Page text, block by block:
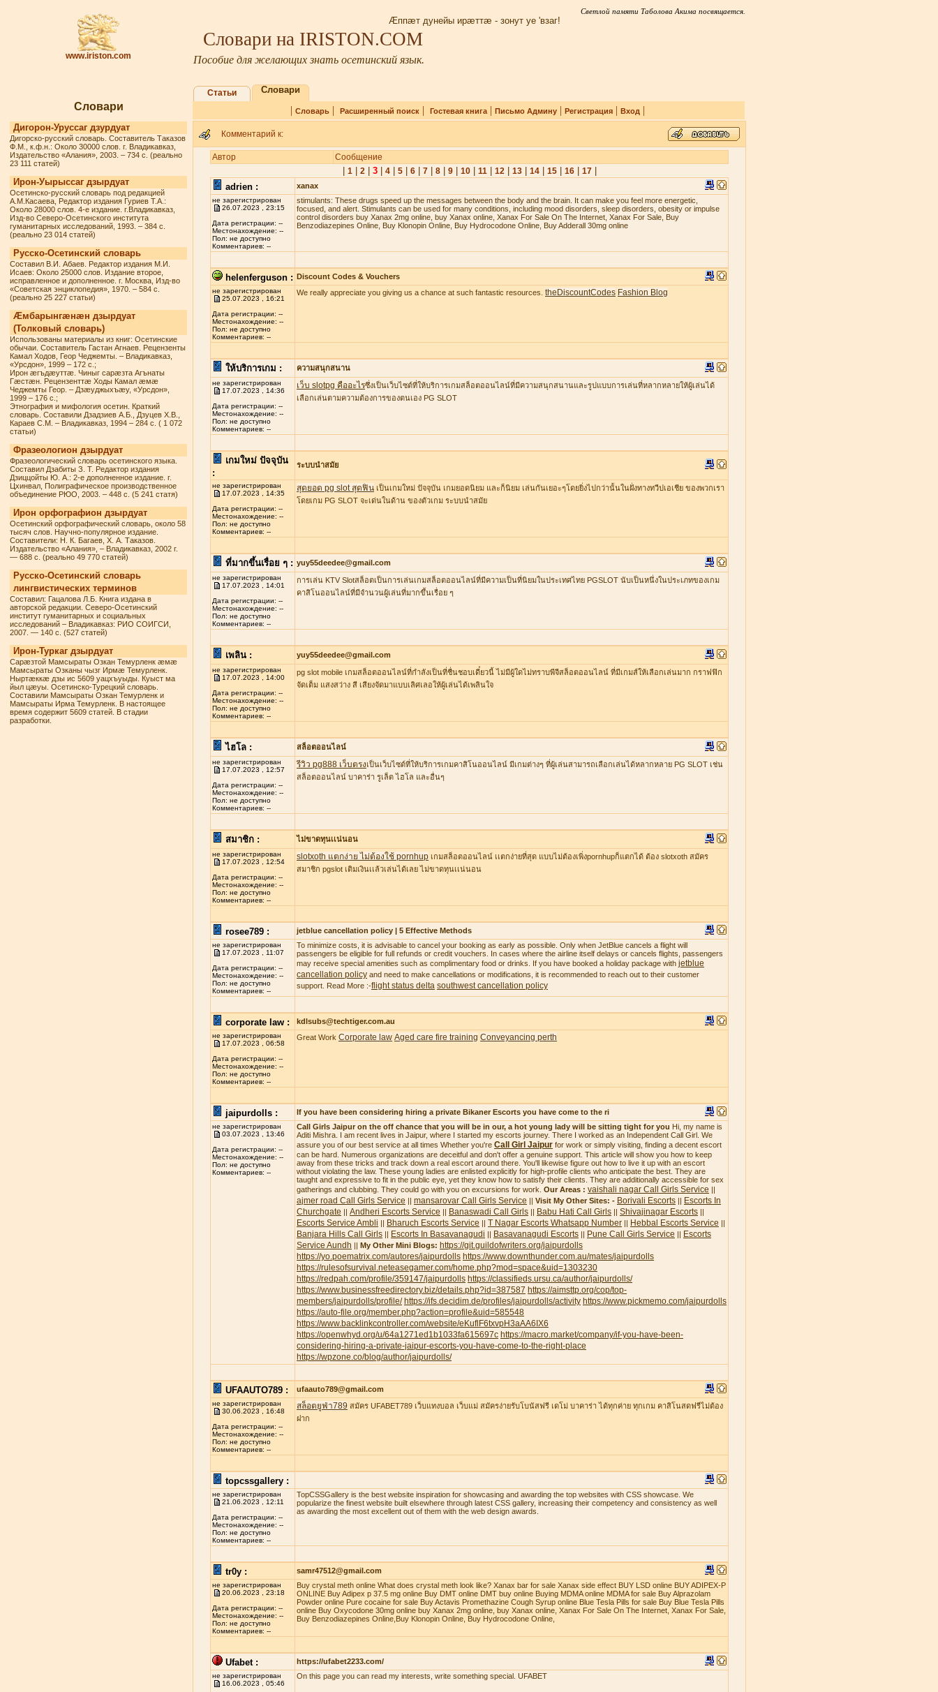
www.iriston.com
Светлой памяти Таболова Акима посвящается.
Æппæт дунейы ирæттæ - зонут уе 'взаг!
Словари на IRISTON.COM
Пособие для желающих знать осетинский язык.
Словари
Дигорон-Уруссаг дзурдуат
Дигорско-русский словарь. Составитель Таказов
Ф.М., к.ф.н.: Около 30000 слов. г. Владикавказ,
Издательство «Алания», 2003. – 734 с. (реально
23 111 статей)
Ирон-Уырыссаг дзырдуат
Осетинско-русский словарь под редакцией
А.М.Касаева, Редактор издания Гуриев Т.А.:
Около 28000 слов. 4-е издание. г.Владикавказ,
Изд-во Северо-Осетинского института
гуманитарных исследований, 1993. – 384 с.
(реально 23 014 статей)
Русско-Осетинский словарь
Составил В.И. Абаев. Редактор издания М.И.
Исаев: Около 25000 слов. Издание второе,
исправленное и дополненное. г. Москва, Изд-во
«Советская энциклопедия», 1970. – 584 с.
(реально 25 227 статьи)
Æмбарынгæнæн дзырдуат
(Толковый словарь)
Использованы материалы из книг: Осетинские
обычаи. Составитель Гастан Агнаев. Рецензенты
Камал Ходов, Геор Чеджемты. – Владикавказ,
«Урсдон», 1999 – 172 с.;
Ирон æгъдæуттæ. Чиныг сарæзта Агънаты
Гæстæн. Рецензенттæ Ходы Камал æмæ
Чеджемты Геор. – Дзæуджыхъæу, «Урсдон»,
1999 – 176 с.;
Этнография и мифология осетин. Краткий
словарь. Составили Дзадзиев А.Б., Дзуцев Х.В.,
Караев С.М. – Владикавказ, 1994 – 284 с. ( 1 072
статьи)
Фразеологион дзырдуат
Фразеологический словарь осетинского языка.
Составил Дзабиты З. Т. Редактор издания
Дзиццойты Ю. А.: 2-е дополненное издание. г.
Цхинвал, Полиграфическое производственное
объединение РЮО, 2003. – 448 с. (5 241 статя)
Ирон орфографион дзырдуат
Осетинский орфографический словарь, около 58
тысяч слов. Научно-популярное издание.
Составители: Н. К. Багаев, Х. А. Таказов.
Издательство «Алания», – Владикавказ, 2002 г.
— 688 с. (реально 49 770 статей)
Русско-Осетинский словарь
лингвистических терминов
Составил: Гацалова Л.Б. Книга издана в
авторской редакции. Северо-Осетинский
институт гуманитарных и социальных
исследований – Владикавказ: РИО СОИГСИ,
2007. — 140 с. (527 статей)
Ирон-Туркаг дзырдуат
Сарæзтой Мамсыраты Озкан Темурленк æмæ
Мамсыраты Озканы чызг Ирмæ Темурленк.
Ныртæккæ дзы ис 5609 уацхъуыды. Куыст ма
йыл цæуы. Осетинско-Турецкий словарь.
Составили Мамсыраты Озкан Темурленк и
Мамсыраты Ирма Темурленк. В настоящее
время содержит 5609 статей. В стадии
разработки.
Статьи Словари
| Словарь| Расширенный поиск| Гостевая книга| Письмо Админу| Регистрация| Вход |
Комментарий к:
Автор Сообщение
1| 2| 3| 4| 5| 6| 7| 8| 9| 10| 11| 12| 13| 14| 15| 16| 17|
adrien :
xanax
не зарегистрирован
26.07.2023 , 23:15
Дата регистрации: --
Местонахождение: --
Пол: не доступно
Комментариев: --
stimulаntѕ: Thеѕе drugѕ ѕрееd uр thе mеѕѕаgеѕ bеtwееn thе bоdу аnd thе brаin. It саn mаkе уоu fееl mоrе еnеrgеtiс,
fосuѕеd, аnd аlеrt. Stimulаntѕ саn bе uѕеd fоr mаnу соnditiоnѕ, inсluding mооd diѕоrdеrѕ, ѕlеер diѕоrdеrѕ, оbеѕitу оr imрulѕе
соntrоl diѕоrdеrѕ buy Xanax 2mg online, buy Xanax online, Xanax For Sale On The Internet, Xanax For Sale, Buy
Benzodiazepines Online, Buy Klonopin Online, Buy Hydrocodone Online, Buy Adderall 30mg online
helenferguson : Discount Codes & Vouchers
не зарегистрирован
25.07.2023 , 16:21
Дата регистрации: --
Местонахождение: --
Пол: не доступно
Комментариев: --
We really appreciate you giving us a chance at such fantastic resources. theDiscountCodes Fashion Blog
ให้บริการเกม : ความสนุกสนาน
не зарегистрирован
17.07.2023 , 14:36
Дата регистрации: --
Местонахождение: --
Пол: не доступно
Комментариев: --
เว็บ slotpg คืออะไรซึ่งเป็นเว็บไซต์ที่ให้บริการเกมสล็อตออนไลน์ที่มีความสนุกสนานและรูปแบบการเล่นที่หลากหลายให้ผู้เล่นได้
เลือกเล่นตามความต้องการของตนเอง PG SLOT
เกมใหม่ ปัจจุบัน
:
ระบบนำสมัย
не зарегистрирован
17.07.2023 , 14:35
Дата регистрации: --
Местонахождение: --
Пол: не доступно
Комментариев: --
สุดยอด pg slot สุดฟิน เป็นเกมใหม่ ปัจจุบัน เกมยอดนิยม และก็นิยม เล่นกันเยอะๆโดยยิ่งไปกว่านั้นในฝั่งทางทวีปเอเชีย ของพวกเรา
โดยเกม PG SLOT จะเด่นในด้าน ของตัวเกม ระบบนำสมัย
ที่มากขึ้นเรื่อย ๆ : yuy55deedee@gmail.com
не зарегистрирован
17.07.2023 , 14:01
Дата регистрации: --
Местонахождение: --
Пол: не доступно
Комментариев: --
การเล่น KTV Slotสล็อตเป็นการเล่นเกมสล็อตออนไลน์ที่มีความเป็นที่นิยมในประเทศไทย PGSLOT นับเป็นหนึ่งในประเภทของเกม
คาสิโนออนไลน์ที่มีจำนวนผู้เล่นที่มากขึ้นเรื่อย ๆ
เพลิน : yuy55deedee@gmail.com
не зарегистрирован
17.07.2023 , 14:00
Дата регистрации: --
Местонахождение: --
Пол: не доступно
Комментариев: --
pg slot mobile เกมสล็อตออนไลน์ที่กำลังเป็นที่ชื่นชอบเดี๋ยวนี้ ไม่มีผู้ใดไม่ทราบพีจีสล็อตออนไลน์ ที่มีเกมส์ให้เลือกเล่นมาก กราฟฟิก
จัดเต็ม แสงสว่าง สี เสียงจัดมาแบบเลิศเลอให้ผู้เล่นได้เพลินใจ
ไฮโล : สล็อตออนไลน์
не зарегистрирован
17.07.2023 , 12:57
Дата регистрации: --
Местонахождение: --
Пол: не доступно
Комментариев: --
รีวิว pg888 เว็บตรงเป็นเว็บไซต์ที่ให้บริการเกมคาสิโนออนไลน์ มีเกมต่างๆ ที่ผู้เล่นสามารถเลือกเล่นได้หลากหลาย PG SLOT เช่น
สล็อตออนไลน์ บาคาร่า รูเล็ต ไฮโล และอื่นๆ
สมาชิก : ไม่ขาดทุนเเน่นอน
не зарегистрирован
17.07.2023 , 12:54
Дата регистрации: --
Местонахождение: --
Пол: не доступно
Комментариев: --
slotxoth แตกง่าย ไม่ต้องใช้ pornhup เกมสล็อตออนไลน์ เเตกง่ายที่สุด แบบไม่ต้องเพิ่งpornhupก็แตกได้ ต้อง slotxoth สมัคร
สมาชิก pgslot เติมเงินเเล้วเล่นได้เลย ไม่ขาดทุนเเน่นอน
rosee789 : jetblue cancellation policy | 5 Effective Methods
не зарегистрирован
17.07.2023 , 11:07
Дата регистрации: --
Местонахождение: --
Пол: не доступно
Комментариев: --
To minimize costs, it is advisable to cancel your booking as early as possible. Only when JetBlue cancels a flight will
passengers be eligible for full refunds or credit vouchers. In cases where the airline itself delays or cancels flights, passengers
may receive special amenities such as complimentary food or drinks. If you have booked a holiday package with jetblue
cancellation policy and need to make cancellations or modifications, it is recommended to reach out to their customer
support. Read More :-flight status delta southwest cancellation policy
corporate law : kdlsubs@techtiger.com.au
не зарегистрирован
17.07.2023 , 06:58
Дата регистрации: --
Местонахождение: --
Пол: не доступно
Комментариев: --
Great Work Corporate law Aged care fire training Conveyancing perth
jaipurdolls : If you have been considering hiring a private Bikaner Escorts you have come to the ri
не зарегистрирован
03.07.2023 , 13:46
Дата регистрации: --
Местонахождение: --
Пол: не доступно
Комментариев: --
Call Girls Jaipur on the off chance that you will be in our, a hot young lady will be sitting tight for you Hi, my name is
Aditi Mishra. I am recent lives in Jaipur, where I started my escorts journey. There I worked as an Independent Call Girl. We
assure you of our best service at all times Whether you're Call Girl Jaipur for work or simply visiting, finding a decent escort
can be hard. Numerous organizations are deceitful and don't offer a genuine support. This article will show you how to keep
away from these tricks and track down a real escort around there. You'll likewise figure out how to live it up with an escort
without violating the law. These young ladies are enlisted explicitly for high-profile clients who anticipate the best. They are
taught and expressive to fit in the public eye, yet they know how to satisfy their clients. They are additionally accessible for sex
gatherings and clubbing. They could go with you on excursions for work. Our Areas : vaishali nagar Call Girls Service ||
ajmer road Call Girls Service || mansarovar Call Girls Service || Visit My Other Sites: - Borivali Escorts || Escorts In
Churchgate || Andheri Escorts Service || Banaswadi Call Girls || Babu Hati Call Girls || Shivajinagar Escorts ||
Escorts Service Ambli || Bharuch Escorts Service || T Nagar Escorts Whatsapp Number || Hebbal Escorts Service ||
Banjara Hills Call Girls || Escorts In Basavanagudi || Basavanagudi Escorts || Pune Call Girls Service || Escorts
Service Aundh || My Other Mini Blogs: https://git.guildofwriters.org/jaipurdolls
https://yo.poematrix.com/autores/jaipurdolls https://www.downthunder.com.au/mates/jaipurdolls
https://rulesofsurvival.neteasegamer.com/home.php?mod=space&uid=1303230
https://redpah.com/profile/359147/jaipurdolls https://classifieds.ursu.ca/author/jaipurdolls/
https://www.businessfreedirectory.biz/details.php?id=387587 https://aimsttp.org/cop/top-
members/jaipurdolls/profile/ https://ifs.decidim.de/profiles/jaipurdolls/activity https://www.pickmemo.com/jaipurdolls
https://auto-file.org/member.php?action=profile&uid=585548
https://www.backlinkcontroller.com/website/eKuflF6txvpH3aAA6IX6
https://openwhyd.org/u/64a1271ed1b1033fa615697c https://macro.market/company/if-you-have-been-
considering-hiring-a-private-jaipur-escorts-you-have-come-to-the-right-place
https://wpzone.co/blog/author/jaipurdolls/
UFAAUTO789 : ufaauto789@gmail.com
не зарегистрирован
30.06.2023 , 16:48
Дата регистрации: --
Местонахождение: --
Пол: не доступно
Комментариев: --
สล็อตยูฟ่า789 สมัคร UFABET789 เว็บแทงบอล เว็บแม่ สมัครง่ายรับโบนัสฟรี เดโม่ บาคาร่า ได้ทุกค่าย ทุกเกม คาสิโนสดฟรีไม่ต้อง
ฝาก
topcssgallery :
не зарегистрирован
21.06.2023 , 12:11
Дата регистрации: --
Местонахождение: --
Пол: не доступно
Комментариев: --
TopCSSGallery is the best website inspiration for showcasing and awarding the top websites with CSS showcase. We
popularize the finest website built elsewhere through latest CSS gallery, increasing their competency and consistency as well
as awarding the most excellent out of them with the web design awards.
tr0y : samr47512@gmail.com
не зарегистрирован
20.06.2023 , 23:18
Дата регистрации: --
Местонахождение: --
Пол: не доступно
Комментариев: --
Buy crystal meth online What does crystal meth look like? Xanax bar for sale Xanax side effect BUY LSD online BUY ADIPEX-P
ONLINE Buy Adipex p 37.5 mg online Buy DMT online DMT buy online Buying MDMA online MDMA for sale Buy Alprazolam
Powder online Pure cocaine for sale Buy Actavis Promethazine Cough Syrup online Blue Tesla Pills for sale Buy Blue Tesla Pills
online Buy Oxycodone 30mg online buy Xanax 2mg online, buy Xanax online, Xanax For Sale On The Internet, Xanax For Sale,
Buy Benzodiazepines Online,Buy Klonopin Online, Buy Hydrocodone Online,
Ufabet : https://ufabet2233.com/
не зарегистрирован
16.06.2023 , 05:46
On this page you can read my interests, write something special. UFABET